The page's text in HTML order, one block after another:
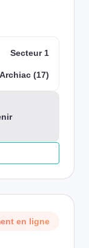
Secteur 1
Archiac (17)
en ligne